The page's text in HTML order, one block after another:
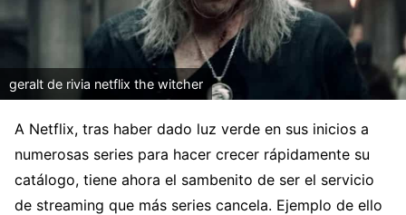
geralt de rivia netflix the witcher
A Netflix, tras haber dado luz verde en sus inicios a
numerosas series para hacer crecer rápidamente su
catálogo, tiene ahora el sambenito de ser el servicio
de streaming que más series cancela. Ejemplo de ello